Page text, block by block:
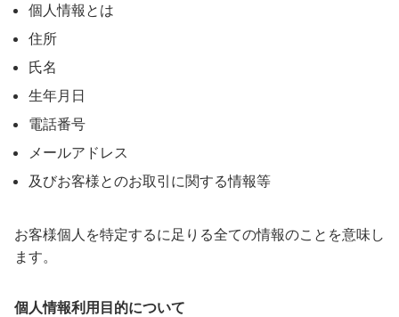
個人情報とは
住所
氏名
生年月日
電話番号
メールアドレス
及びお客様とのお取引に関する情報等
お客様個人を特定するに足りる全ての情報のことを意味し
ます。
個人情報利用目的について